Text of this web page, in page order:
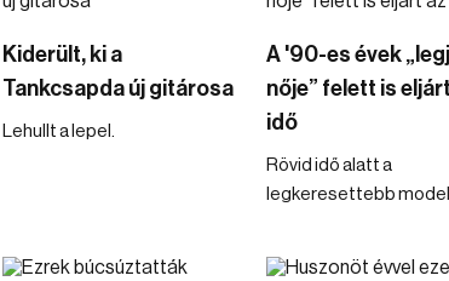
Kiderült, ki a
Tankcsapda új gitárosa
Lehullt a lepel.
A '90-es évek
nője” felett is
idő
Rövid idő alatt a
legkeresettebb